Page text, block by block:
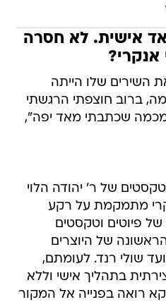
אישית. לא חסרה
השירים שלו הייתה
ברוב חוצפתי הרגשתי
שכתבתי מאד יפה",
של ר' יהודה הלוי
מתמקמת על רקע
פיוטים וטקסטים
של היוצרים
שולי רנד. לעומתם,
בתהליך אישי וללא
רואה בפנייה אל המקור